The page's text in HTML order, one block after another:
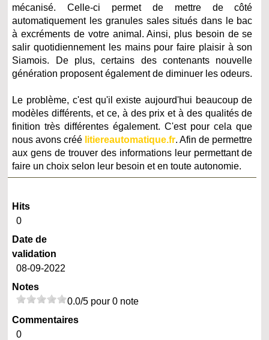
mécanisé. Celle-ci permet de mettre de côté
automatiquement les granules sales situés dans le bac
à excréments de votre animal. Ainsi, plus besoin de se
salir quotidiennement les mains pour faire plaisir à son
Siamois. De plus, certains des contenants nouvelle
génération proposent également de diminuer les odeurs.
Le problème, c'est qu'il existe aujourd'hui beaucoup de
modèles différents, et ce, à des prix et à des qualités de
finition très différentes également. C'est pour cela que
nous avons créé litiereautomatique.fr. Afin de permettre
aux gens de trouver des informations leur permettant de
faire un choix selon leur besoin et en toute autonomie.
Hits
0
Date de
validation
08-09-2022
Notes
0.0/5 pour 0 note
Commentaires
0